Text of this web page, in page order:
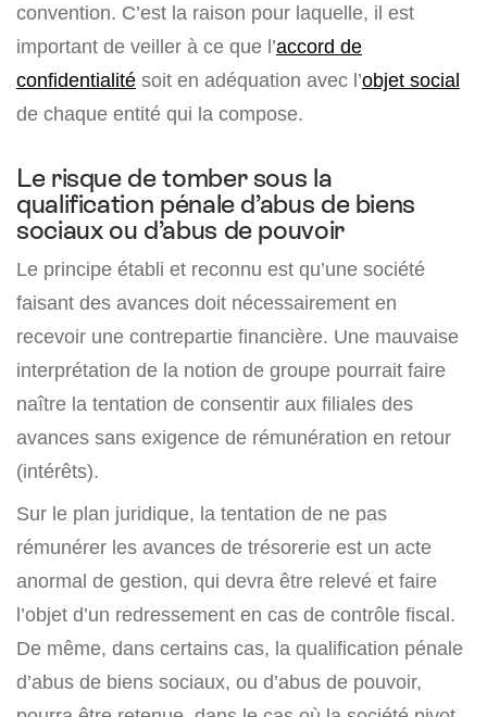
convention. C’est la raison pour laquelle, il est
important de veiller à ce que l’accord de
confidentialité soit en adéquation avec l’objet social
de chaque entité qui la compose.
Le risque de tomber sous la
qualification pénale d’abus de biens
sociaux ou d’abus de pouvoir
Le principe établi et reconnu est qu’une société
faisant des avances doit nécessairement en
recevoir une contrepartie financière. Une mauvaise
interprétation de la notion de groupe pourrait faire
naître la tentation de consentir aux filiales des
avances sans exigence de rémunération en retour
(intérêts).
Sur le plan juridique, la tentation de ne pas
rémunérer les avances de trésorerie est un acte
anormal de gestion, qui devra être relevé et faire
l’objet d’un redressement en cas de contrôle fiscal.
De même, dans certains cas, la qualification pénale
d’abus de biens sociaux, ou d’abus de pouvoir,